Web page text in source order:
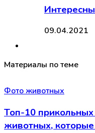
09.04.2021
Материалы по теме
Фото животных
Топ-10
животных,